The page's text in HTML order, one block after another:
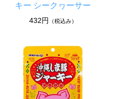
キー シークヮーサー
432円 （税込み）